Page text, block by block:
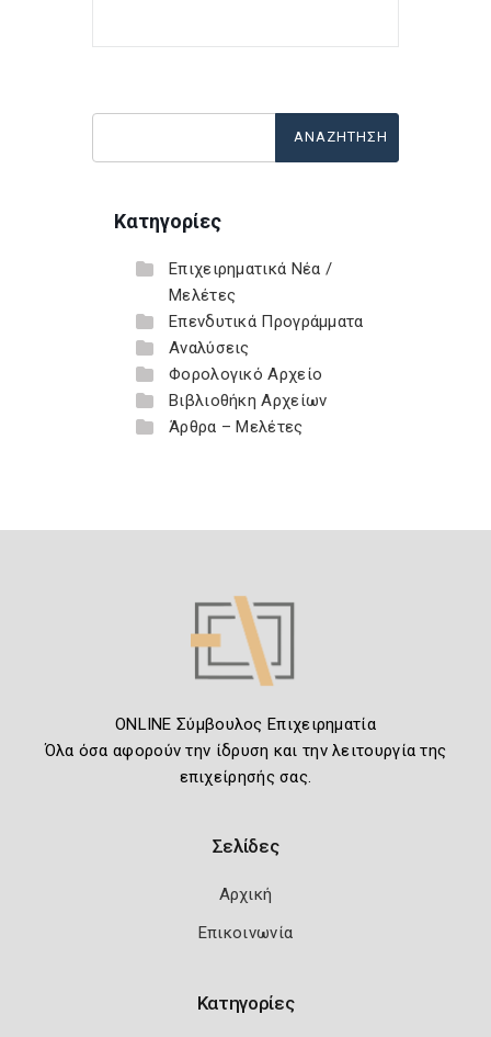
Κατηγορίες
Επιχειρηματικά Νέα /
Μελέτες
Επενδυτικά Προγράμματα
Αναλύσεις
Φορολογικό Αρχείο
Βιβλιοθήκη Αρχείων
Άρθρα – Μελέτες
ONLINE Σύμβουλος Επιχειρηματία
Όλα όσα αφορούν την ίδρυση και την λειτουργία της
επιχείρησής σας.
Σελίδες
Αρχική
Επικοινωνία
Κατηγορίες